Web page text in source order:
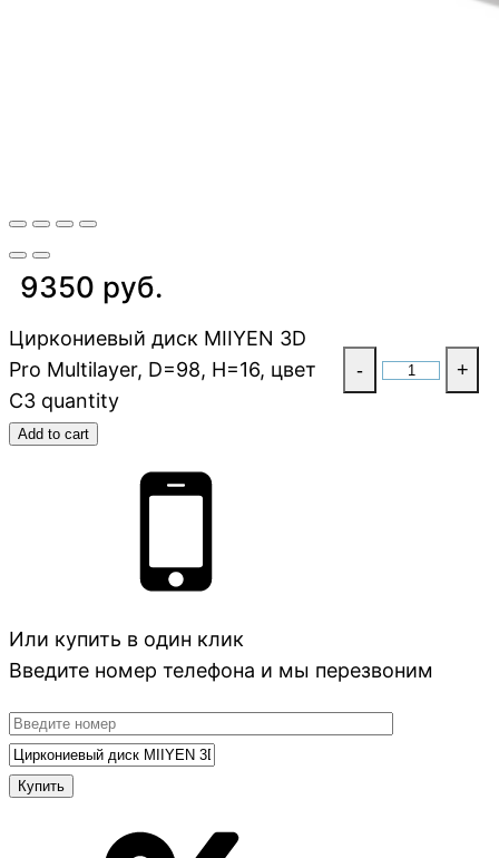
9350 руб.
Циркониевый диск MIIYEN 3D
Pro Multilayer, D=98, H=16, цвет
C3 quantity
- +
Add to cart
Или купить в один клик
Введите номер телефона и мы перезвоним